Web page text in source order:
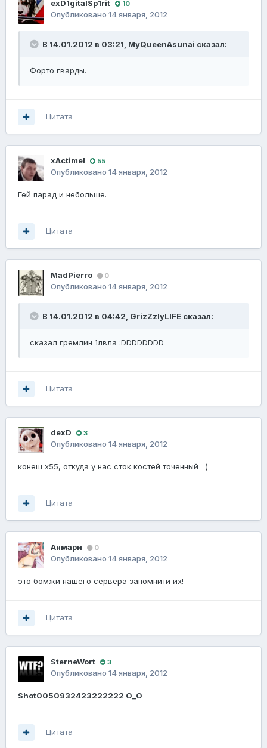
exD1gitalSp1rit 10
Опубликовано 14 января, 2012
В 14.01.2012 в 03:21, MyQueenAsunai сказал:
Форто гварды.
Цитата
xActimel 55
Опубликовано 14 января, 2012
Гей парад и небольше.
Цитата
MadPierro 0
Опубликовано 14 января, 2012
В 14.01.2012 в 04:42, GrizZzlyLIFE сказал:
сказал гремлин 1лвла :DDDDDDDD
Цитата
dexD 3
Опубликовано 14 января, 2012
конеш х55, откуда у нас сток костей точенный =)
Цитата
Анмари 0
Опубликовано 14 января, 2012
это бомжи нашего сервера запомнити их!
Цитата
SterneWort 3
Опубликовано 14 января, 2012
Shot0050932423222222 О_О
Цитата